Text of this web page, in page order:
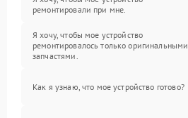
ремонтировали при мне.
Я хочу, чтобы мое устройство
ремонтировалось только оригинальными
запчастями.
Как я узнаю, что мое устройство готово?